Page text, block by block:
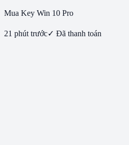
Mua Key Win 10 Pro
21 phút trước✓ Đã thanh toán